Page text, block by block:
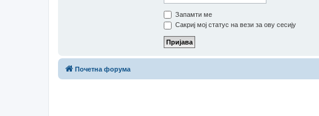
Запамти ме
Сакриј мој статус на вези за ову сесију
Почетна форума